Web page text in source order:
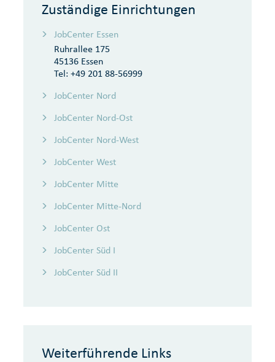
Zuständige Einrichtungen
JobCenter Essen
Ruhrallee 175
45136 Essen
Tel: +49 201 88-56999
JobCenter Nord
JobCenter Nord-Ost
JobCenter Nord-West
JobCenter West
JobCenter Mitte
JobCenter Mitte-Nord
JobCenter Ost
JobCenter Süd I
JobCenter Süd II
Weiterführende Links